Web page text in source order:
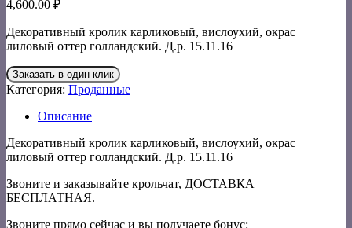
4,600.00 ₽
Декоративный кролик карликовый, вислоухий, окрас
лиловый оттер голландский. Д.р. 15.11.16
Заказать в один клик
Категория: Проданные
Описание
Декоративный кролик карликовый, вислоухий, окрас
лиловый оттер голландский. Д.р. 15.11.16
Звоните и заказывайте крольчат, ДОСТАВКА
БЕСПЛАТНАЯ.
Звоните прямо сейчас и вы получаете бонус: